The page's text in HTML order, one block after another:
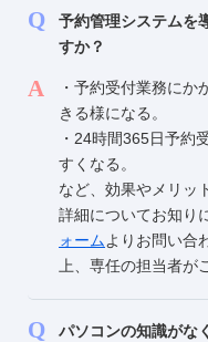
予約管理システムを
すか？
・予約受付業務に
きる様になる。
・24時間365日予約
すくなる。
など、効果やメリッ
詳細についてお知り
ォームよりお問い合
上、専任の担当者が
パソコンの知識がな